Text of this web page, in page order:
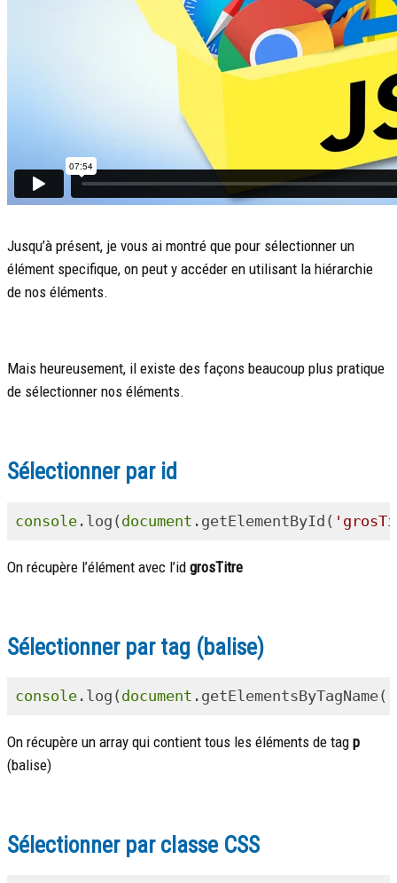
Jusqu’à présent, je vous ai montré que pour sélectionner un
élément specifique, on peut y accéder en utilisant la hiérarchie
de nos éléments.
Mais heureusement, il existe des façons beaucoup plus pratique
de sélectionner nos éléments.
Sélectionner par id
console.log( document .getElementById(
On récupère l’élément avec l’id grosTitre
Sélectionner par tag (balise)
console.log( document .getElementsByTagName(
On récupère un array qui contient tous les éléments de tag p
(balise)
Sélectionner par classe CSS